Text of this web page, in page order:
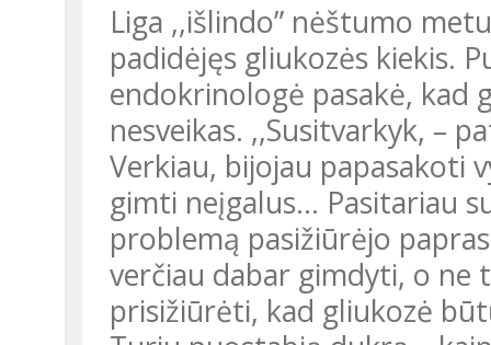
Liga ,,išlindo” nėštumo
padidėjęs gliukozės kiekis.
endokrinologė pasakė, kad
nesveikas. ,,Susitvarkyk, –
Verkiau, bijojau papasakoti
gimti neįgalus… Pasitariau
problemą pasižiūrėjo
verčiau dabar gimdyti, o ne
prisižiūrėti, kad gliukozė